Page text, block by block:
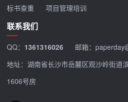
标书查重 项目管理培训
联系我们
QQ： 1361316026
邮箱：
地址：湖南省长沙市岳麓区观沙岭街道
1606号房